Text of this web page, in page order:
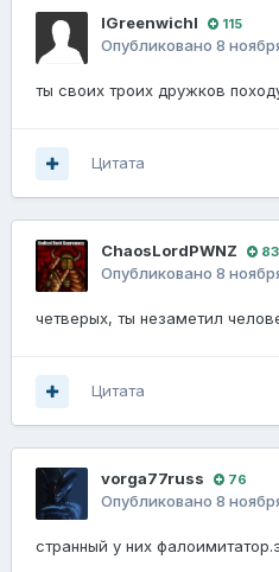
lGreenwichl 115
Опубликовано 8
ты своих троих дружков
Цитата
ChaosLordPWNZ 83
Опубликовано 8
четверых, ты незаметил
Цитата
vorga77russ 76
Опубликовано 8
странный у них